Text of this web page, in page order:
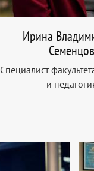
Ирина
Cпециалист
и